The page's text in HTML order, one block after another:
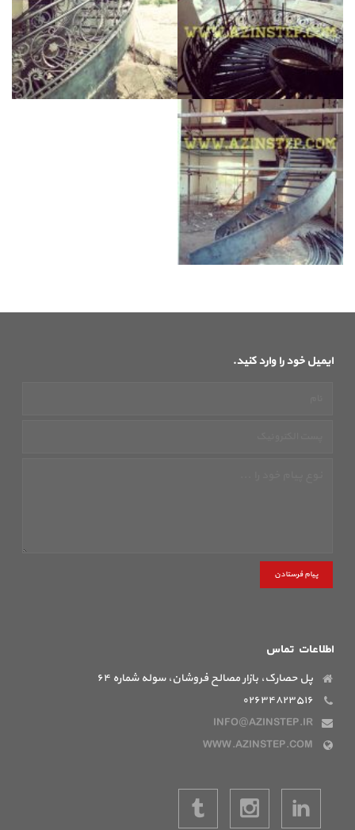
ایمیل خود را وارد کنید.
پیام فرستادن
اطلاعات تماس
پل حصارک، بازار مصالح فروشان، سوله شماره ۶۴
۰۲۶۳۴۸۲۳۵۱۶
INFO@AZINSTEP.IR
WWW.AZINSTEP.COM